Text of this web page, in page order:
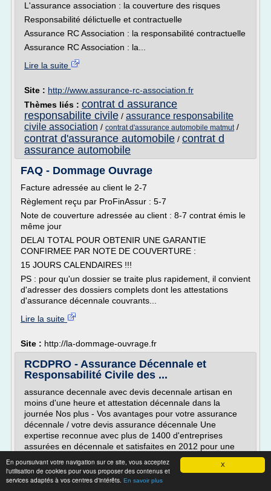
X
En poursuivant votre navigation sur ce site, vous acceptez
l'utilisation de cookies pour vous proposer des contenus et
services adaptés à vos centres d'intérêts. En savoir plus
L'assurance association : la couverture des risques
Responsabilité délictuelle et contractuelle
Assurance RC Association : la responsabilité contractuelle
Assurance RC Association : la...
Lire la suite
Site : http://www.assurance-rc-association.fr
Thèmes liés : contrat d assurance
responsabilite civile / assurance responsabilite
civile association / contrat d'assurance automobile matmut/
contrat d'assurance automobile / contrat d
assurance automobile
FAQ - Dommage Ouvrage
Facture adressée au client le 2-7
Règlement reçu par ProFinAssur : 5-7
Note de couverture adressée au client : 8-7 contrat émis le
même jour
DELAI TOTAL POUR OBTENIR UNE GARANTIE
CONFIRMEE PAR NOTE DE COUVERTURE :
15 JOURS CALENDAIRES !!!
PS : pour qu'un dossier se traite plus rapidement, il convient
d'adresser des dossiers complets dont les attestations
d'assurance décennale couvrants...
Lire la suite
Site : http://la-dommage-ouvrage.fr
RCDPRO - Assurance Décennale et
Responsabilité Civile des ...
assurance decennale avec devis decennale artisan en
moins d'une heure et attestation décennale dans la
journée Nos plus - Vos avantages pour votre assurance
décennale / votre devis assurance décennale Une
expertise reconnue avec plus de 1400 d'entreprises
assurées en décennale et satisfaites en 2012 pour une
relation à long terme dans la gestion de vos contrats
d'assurance décennale. ...
Lire la suite